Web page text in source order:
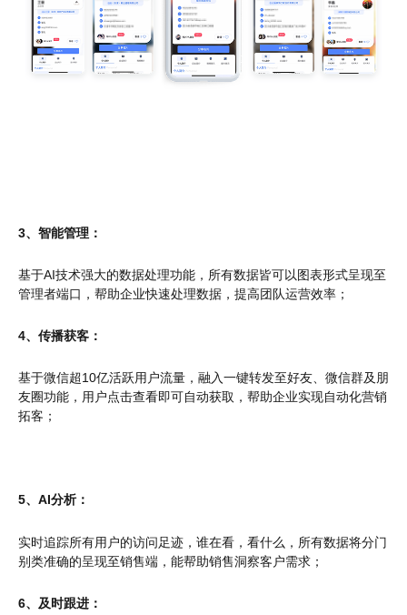
3、智能管理：
基于AI技术强大的数据处理功能，所有数据皆可以图表形式呈现至
管理者端口，帮助企业快速处理数据，提高团队运营效率；
4、传播获客：
基于微信超10亿活跃用户流量，融入一键转发至好友、微信群及朋
友圈功能，用户点击查看即可自动获取，帮助企业实现自动化营销
拓客；
5、AI分析：
实时追踪所有用户的访问足迹，谁在看，看什么，所有数据将分门
别类准确的呈现至销售端，能帮助销售洞察客户需求；
6、及时跟进：